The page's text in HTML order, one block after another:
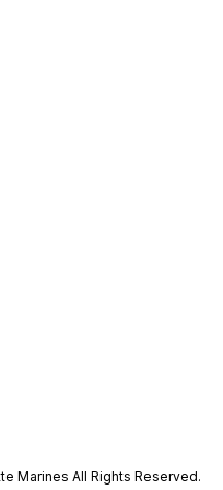
Marines All Rights Reserved.